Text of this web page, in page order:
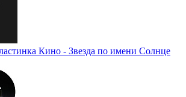
Кино - Звезда по имени Солнце